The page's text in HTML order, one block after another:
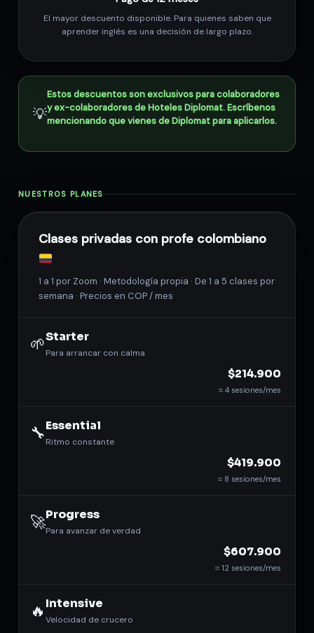
El mayor descuento disponible. Para quienes saben que
aprender inglés es una decisión de largo plazo.
💡
Estos descuentos sonexclusivospara colaboradores
y ex-colaboradores de Hoteles Diplomat. Escríbenos
mencionando que vienes de Diplomat para aplicarlos.
NUESTROS PLANES
Clases privadas con profe colombiano
1 a 1 por Zoom · Metodología propia · De 1 a 5 clases por
semana · Precios en COP / mes
🌱Starter
Para arrancar con calma
$214.900
≈ 4 sesiones/mes
🔧Essential
Ritmo constante
$419.900
≈ 8 sesiones/mes
🚀Progress
Para avanzar de verdad
$607.900
≈ 12 sesiones/mes
🔥 Intensive
Velocidad de crucero